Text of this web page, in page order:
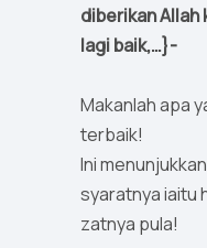
diberikan Allah
lagi baik,…}-
Makanlah apa
terbaik!
Ini
syaratnya iaitu
zatnya pula!